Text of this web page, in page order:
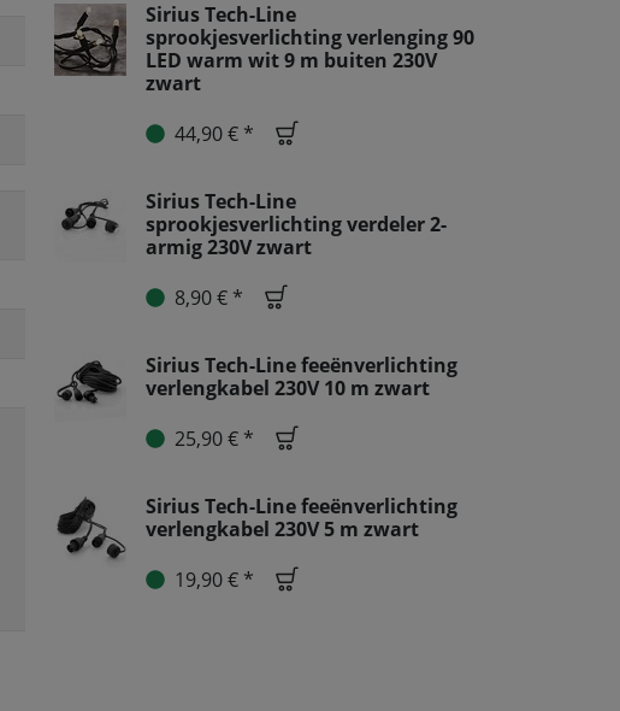
Sirius Tech-Line
sprookjesverlichting verlenging 90
LED warm wit 9 m buiten 230V
zwart
44,90 € *
Sirius Tech-Line
sprookjesverlichting verdeler 2-
armig 230V zwart
8,90 € *
Sirius Tech-Line feeënverlichting
verlengkabel 230V 10 m zwart
25,90 € *
Sirius Tech-Line feeënverlichting
verlengkabel 230V 5 m zwart
19,90 € *